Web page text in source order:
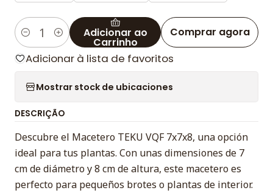
Quantidade Adicionar ao
Carrinho
Comprar agora
Adicionar à lista de favoritos
Mostrar stock de ubicaciones
DESCRIÇÃO
Descubre el Macetero TEKU VQF 7x7x8, una opción
ideal para tus plantas. Con unas dimensiones de 7
cm de diámetro y 8 cm de altura, este macetero es
perfecto para pequeños brotes o plantas de interior.